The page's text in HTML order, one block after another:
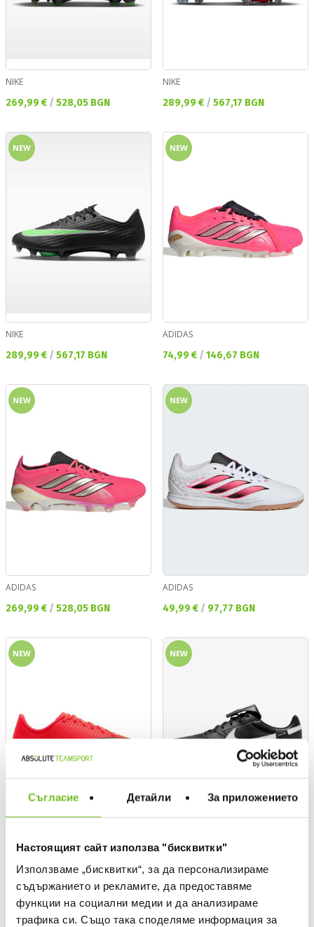
Съгласие Детайли За приложението
Настоящият сайт използва "бисквитки"
Използваме „бисквитки“, за да персонализираме
съдържанието и рекламите, да предоставяме
функции на социални медии и да анализираме
трафика си. Също така споделяме информация за
NIKE
Текуща цена:
269,99 € / 528,05 BGN
NIKE
Текуща цена:
289,99 € / 567,17 BGN
NEW
NIKE
Текуща цена:
289,99 € / 567,17 BGN
NEW
ADIDAS
Текуща цена:
74,99 € / 146,67 BGN
NEW
ADIDAS
Текуща цена:
269,99 € / 528,05 BGN
NEW
ADIDAS
Текуща цена:
49,99 € / 97,77 BGN
NEW NEW
Текуща цена:
94,99 €/185,78 BGN
-30% %